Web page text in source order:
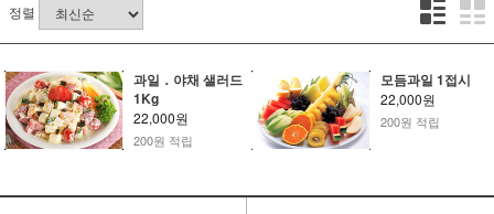
정렬
과일．야채 샐러드
1Kg
22,000원
200원 적립
모듬과일 1접시
22,000원
200원 적립